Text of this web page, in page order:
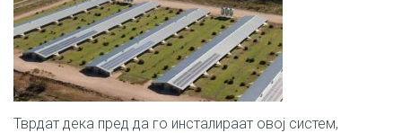
Тврдат дека пред да го инсталираат овој систем,